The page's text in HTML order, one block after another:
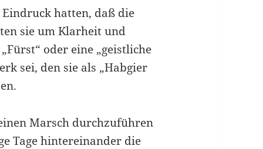
hatten, daß die
sie um Klarheit und
oder eine „geistliche
sei, den sie als „Habgier
Marsch durchzuführen
Tage hintereinander die